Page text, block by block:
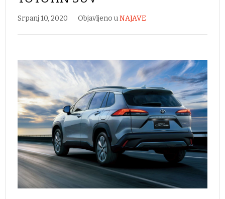
Srpanj 10, 2020 Objavljeno uNAJAVE